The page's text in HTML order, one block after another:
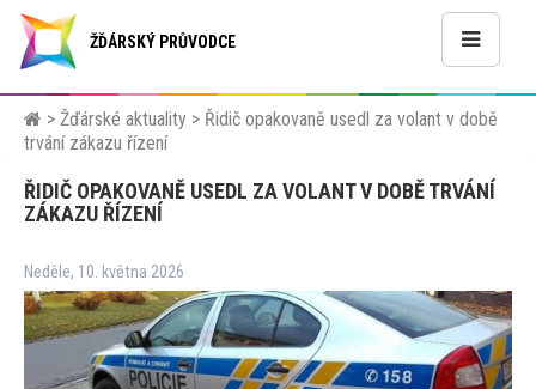
ŽĎÁRSKÝ PRŮVODCE
> Žďárské aktuality > Řidič opakovaně usedl za volant v době
trvání zákazu řízení
ŘIDIČ OPAKOVANĚ USEDL ZA VOLANT V DOBĚ TRVÁNÍ
ZÁKAZU ŘÍZENÍ
Neděle, 10. května 2026